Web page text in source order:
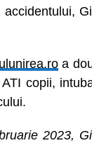
a
copii,
2023,